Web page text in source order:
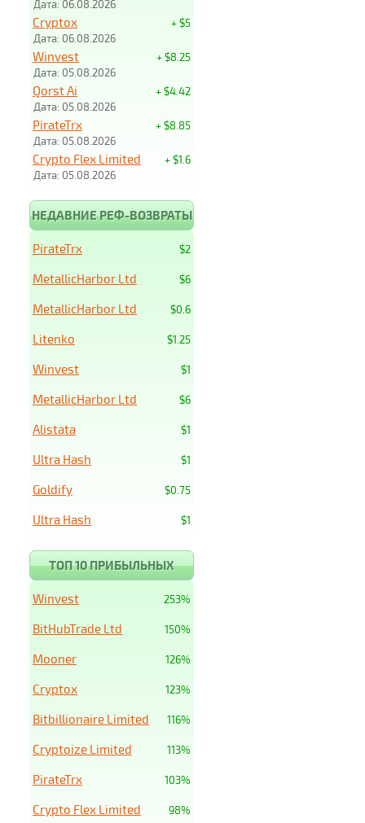
Дата: 06.08.2026
+ $5
Cryptox
Дата: 06.08.2026
+ $8.25
Winvest
Дата: 05.08.2026
+ $4.42
Qorst Ai
Дата: 05.08.2026
+ $8.85
PirateTrx
Дата: 05.08.2026
+ $1.6
Crypto Flex Limited
Дата: 05.08.2026
НЕДАВНИЕ РЕФ-ВОЗВРАТЫ
$2
PirateTrx
$6
MetallicHarbor Ltd
$0.6
MetallicHarbor Ltd
$1.25
Litenko
$1
Winvest
$6
MetallicHarbor Ltd
$1
Alistata
$1
Ultra Hash
$0.75
Goldify
$1
Ultra Hash
ТОП 10 ПРИБЫЛЬНЫХ
253%
Winvest
150%
BitHubTrade Ltd
126%
Mooner
123%
Cryptox
116%
Bitbillionaire Limited
113%
Cryptoize Limited
103%
PirateTrx
98%
Crypto Flex Limited